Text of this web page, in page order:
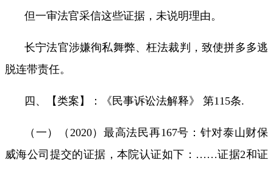
但一审法官采信这些证据，未说明理由。
长宁法官涉嫌徇私舞弊、枉法裁判，致使拼多多逃
脱连带责任。
四、【类案】：《民事诉讼法解释》 第115条.
（一）（ 2020）最高法民再167号：针对泰山财保
威海公司提交的证据，本院认证如下： ……证据2和证